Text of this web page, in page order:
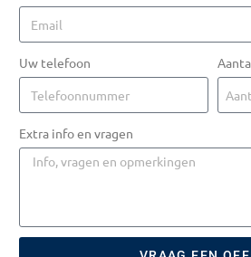
Uw telefoon
Extra info en vragen